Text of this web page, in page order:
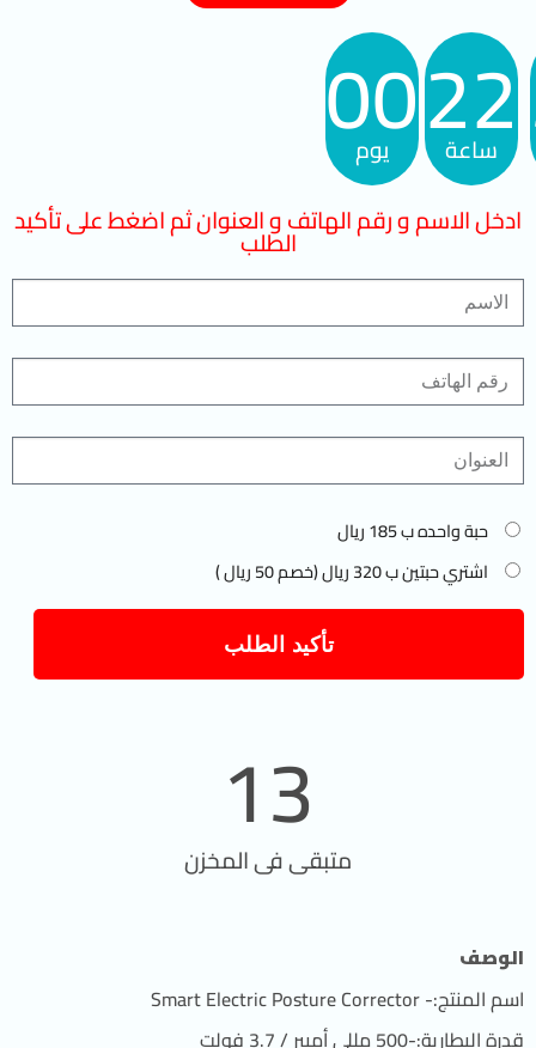
00
يوم 22
ساعة
ادخل الاسم و رقم الهاتف و العنوان ثم اضغط على تأكيد
الطلب
حبة واحده ب 185 ريال
اشتري حبتين ب 320 ريال (خصم 50 ريال )
تأكيد الطلب
متبقى فى المخزن
13
الوصف
اسم المنتج:- Smart Electric Posture Corrector
قدرة البطارية:-500 مللي أمبير / 3.7 فولت